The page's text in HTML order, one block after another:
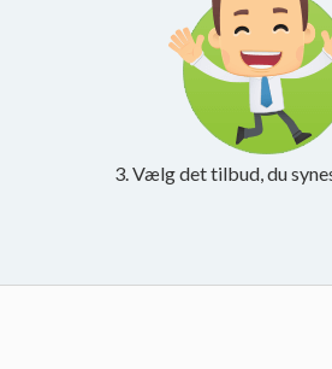
3. Vælg det tilbud, du